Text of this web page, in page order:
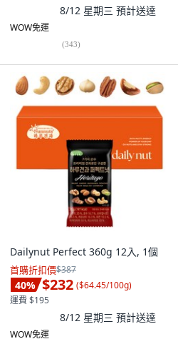
8/12 星期三 預計送達
WOW免運
(343)
Dailynut Perfect 360g 12入, 1個
首購折扣價$387
40% $232 ($64.45/100g)
運費 $195
8/12 星期三 預計送達
WOW免運